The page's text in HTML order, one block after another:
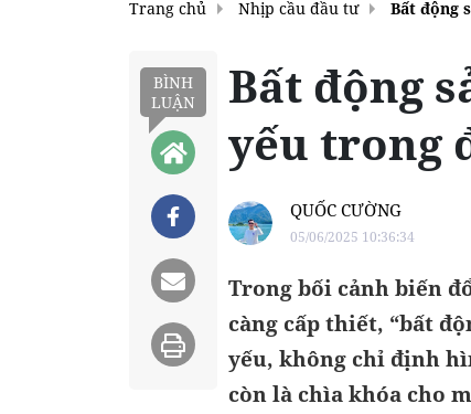
Trang chủ Nhịp cầu đầu tư Bất động
BÌNH
LUẬN
Bất động
yếu trong
QUỐC CƯỜNG
05/06/2025 10:36:34
Trong bối cảnh biến
càng cấp thiết, “bất
yếu, không chỉ định
còn là chìa khóa cho